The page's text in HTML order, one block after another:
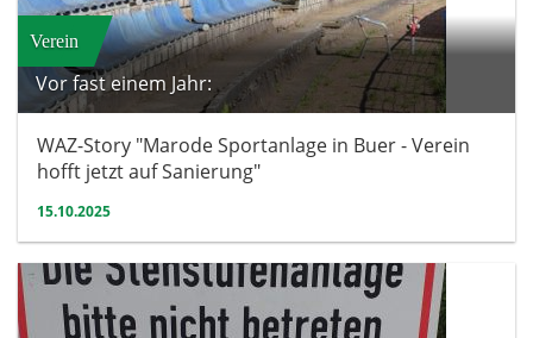
Verein
Vor fast einem Jahr:
WAZ-Story "Marode Sportanlage in Buer - Verein
hofft jetzt auf Sanierung"
15.10.2025